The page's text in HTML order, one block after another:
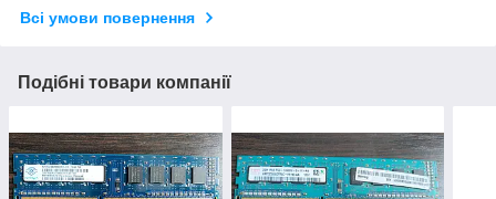
Всі умови повернення
Подібні товари компанії